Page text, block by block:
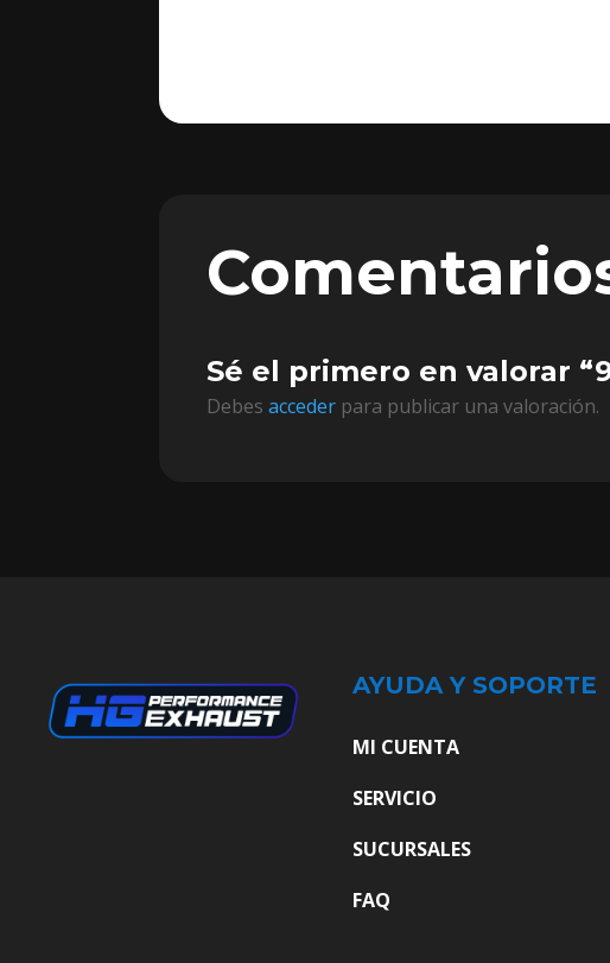
Sé el primero en valorar
Debesacceder para publicar una valoración.
AYUDA Y SOPORTE
MI CUENTA
SERVICIO
SUCURSALES
FAQ